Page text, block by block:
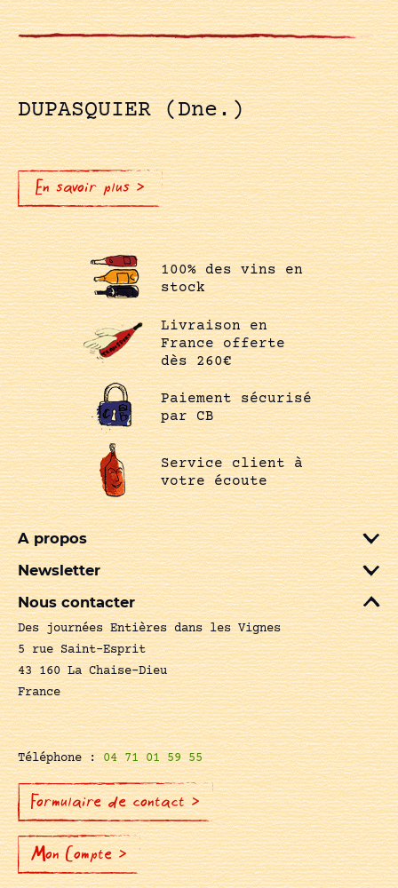
DUPASQUIER (Dne.)
En savoir plus >
100% des vins en
stock
Livraison en
France offerte
dès 260€
Paiement sécurisé
par CB
Service client à
votre écoute
A propos
Newsletter
Nous contacter
Des journées Entières dans les Vignes
5 rue Saint-Esprit
43 160 La Chaise-Dieu
France
Téléphone :04 71 01 59 55
Formulaire de contact >
Mon Compte >